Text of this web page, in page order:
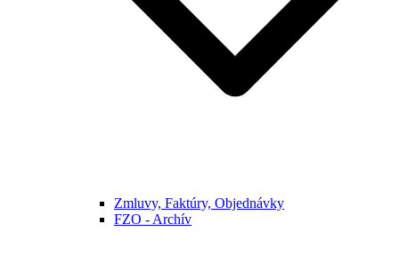
Zmluvy, Faktúry, Objednávky
FZO - Archív